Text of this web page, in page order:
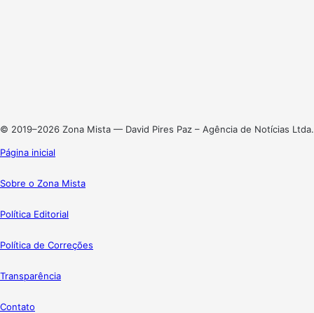
© 2019–2026 Zona Mista — David Pires Paz – Agência de Notícias Ltda.
Página inicial
Sobre o Zona Mista
Política Editorial
Política de Correções
Transparência
Contato